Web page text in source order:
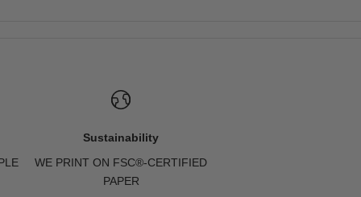
Sustainability
WE PRINT ON FSC®-CERTIFIED
PAPER